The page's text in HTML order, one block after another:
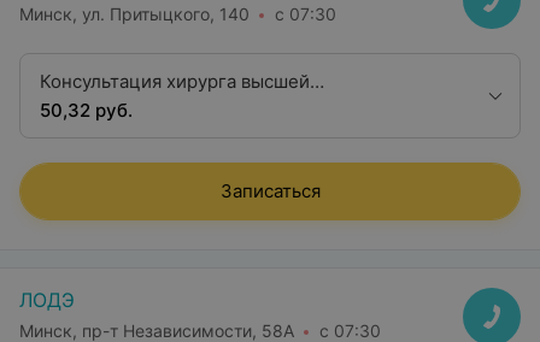
Минск, ул. Притыцкого, 140 с 07:30
Консультация хирурга высшей
квалификационной категории
50,32 руб.
Записаться
ЛОДЭ
Минск, пр-т Независимости, 58А с 07:30